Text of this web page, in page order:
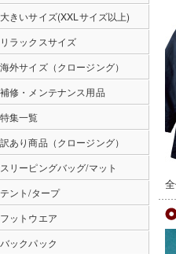
大きいサイズ(XXLサイズ以上)
リラックスサイズ
海外サイズ（クロージング）
補修・メンテナンス用品
特集一覧
訳あり商品（クロージング）
スリーピングバッグ/マット
テント/タープ
フットウエア
バックパック